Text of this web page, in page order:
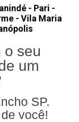
- Pari -
- Vila Maria
o seu
um
SP.
você!